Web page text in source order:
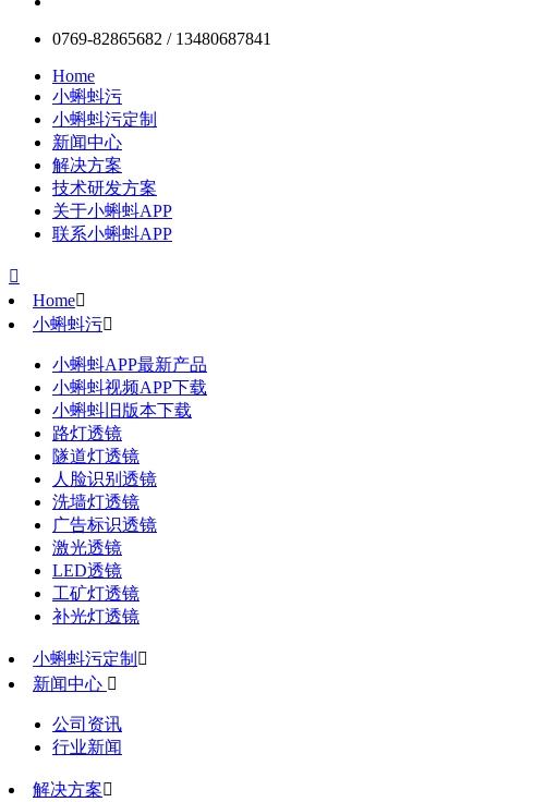
0769-82865682 / 13480687841
Home
小蝌蚪污
小蝌蚪污定制
新闻中心
解决方案
技术研发方案
关于小蝌蚪APP
联系小蝌蚪APP

Home
小蝌蚪污
小蝌蚪APP最新产品
小蝌蚪视频APP下载
小蝌蚪旧版本下载
路灯透镜
隧道灯透镜
人脸识别透镜
洗墙灯透镜
广告标识透镜
激光透镜
LED透镜
工矿灯透镜
补光灯透镜
小蝌蚪污定制 
新闻中心 
公司资讯
行业新闻
解决方案